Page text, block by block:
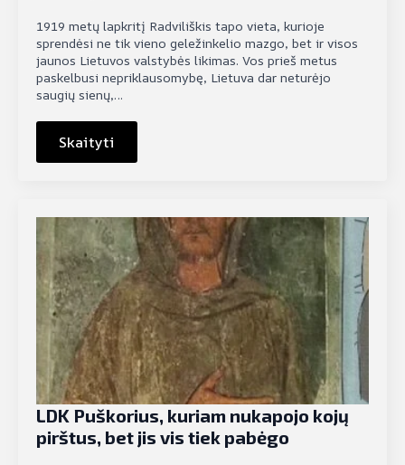
1919 metų lapkritį Radviliškis tapo vieta, kurioje
sprendėsi ne tik vieno geležinkelio mazgo, bet ir visos
jaunos Lietuvos valstybės likimas. Vos prieš metus
paskelbusi nepriklausomybę, Lietuva dar neturėjo
saugių sienų,…
Skaityti
LDK Puškorius, kuriam nukapojo kojų
pirštus, bet jis vis tiek pabėgo